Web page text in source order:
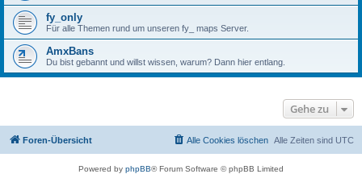
fy_only
Für alle Themen rund um unseren fy_ maps Server.
AmxBans
Du bist gebannt und willst wissen, warum? Dann hier entlang.
Gehe zu
Foren-Übersicht Alle Zeiten sind UTC
Alle Cookies löschen
Powered by phpBB® Forum Software © phpBB Limited